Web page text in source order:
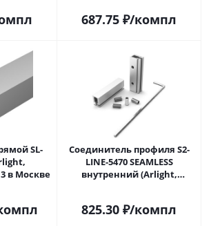
687.75 ₽/компл
SL-
Алюминий) 029413 в Москве
Соединитель профиля S2-
LINE-5470 SEAMLESS
внутренний (Arlight,
825.30 ₽/компл